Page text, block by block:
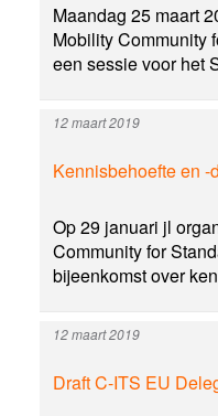
Maandag 25 maart
Mobility Community
een sessie voor het
12 maart 2019
Kennisbehoefte en -
Op 29 januari jl
Community for
bijeenkomst over
12 maart 2019
Draft C-ITS EU